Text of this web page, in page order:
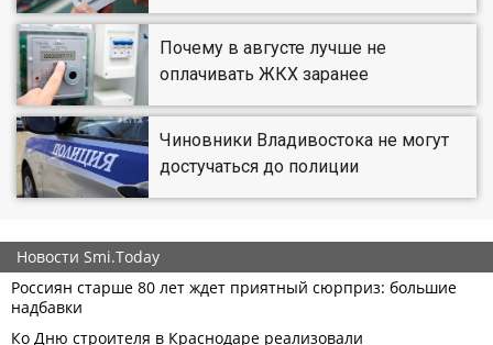
Почему в августе лучше не
оплачивать ЖКХ заранее
Чиновники Владивостока не могут
достучаться до полиции